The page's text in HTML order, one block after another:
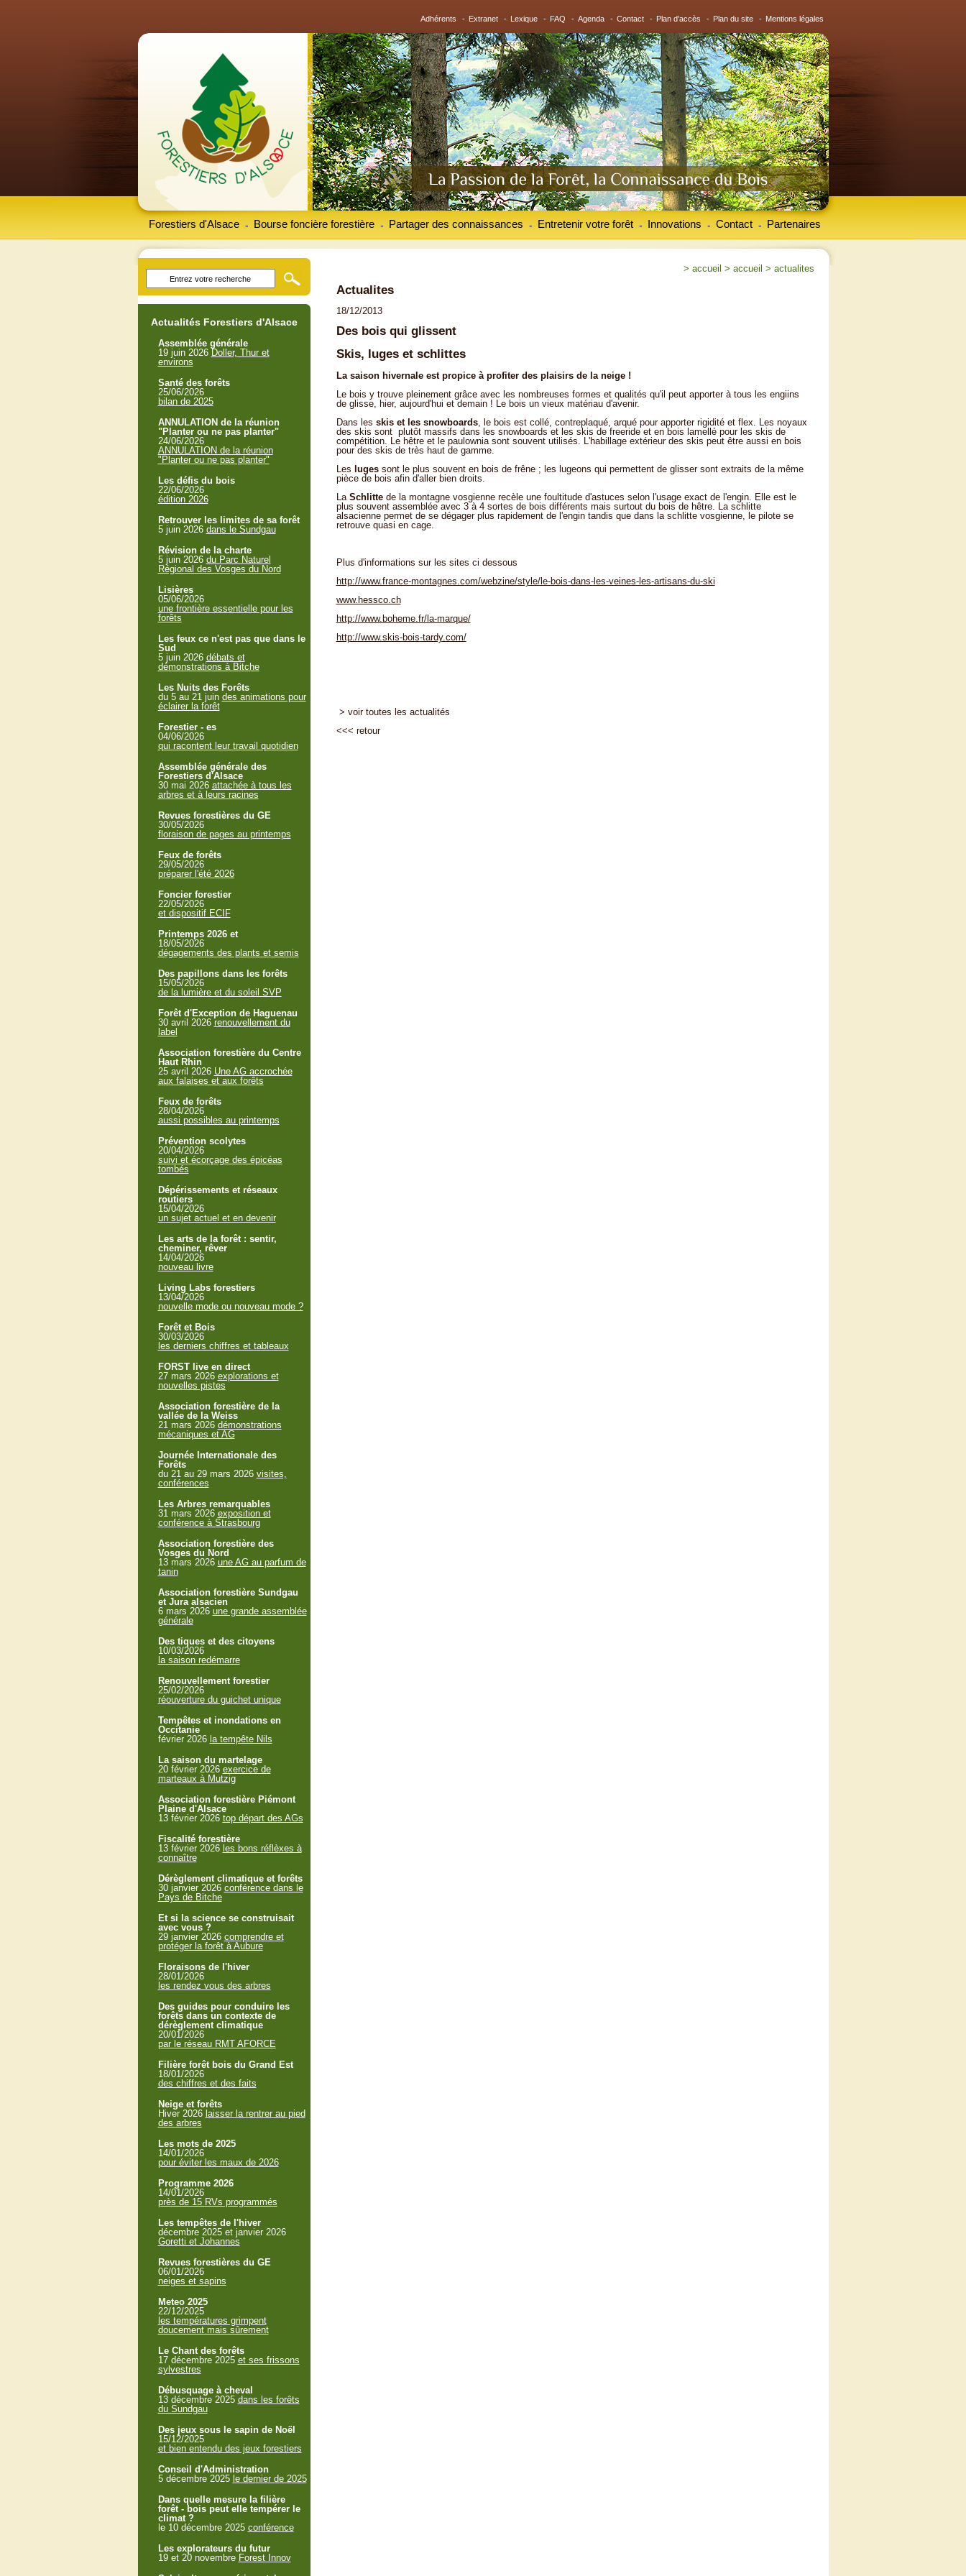
Adhérents - Extranet - Lexique - FAQ - Agenda - Contact - Plan d'accès - Plan du site - Mentions légales
Forestiers d'Alsace Bourse foncière forestière
- Partager des connaissances
- Entretenir votre forêt
- Innovations
- Contact
- Partenaires
-
> accueil > accueil > actualites
Actualites
18/12/2013
Des bois qui glissent
Skis, luges et schlittes
La saison hivernale est propice à profiter des plaisirs de la neige !
Le bois y trouve pleinement grâce avec les nombreuses formes et qualités qu'il peut apporter à tous les engiins
de glisse, hier, aujourd'hui et demain ! Le bois un vieux matériau d'avenir.
Dans les skis et les snowboards, le bois est collé, contreplaqué, arqué pour apporter rigidité et flex. Les noyaux
des skis sont plutôt massifs dans les snowboards et les skis de freeride et en bois lamellé pour les skis de
compétition. Le hêtre et le paulownia sont souvent utilisés. L'habillage extérieur des skis peut être aussi en bois
pour des skis de très haut de gamme.
Les lugessont le plus souvent en bois de frêne ; les lugeons qui permettent de glisser sont extraits de la même
pièce de bois afin d'aller bien droits.
La Schlittede la montagne vosgienne recèle une foultitude d'astuces selon l'usage exact de l'engin. Elle est le
plus souvent assemblée avec 3 à 4 sortes de bois différents mais surtout du bois de hêtre. La schlitte
alsacienne permet de se dégager plus rapidement de l'engin tandis que dans la schlitte vosgienne, le pilote se
retrouve quasi en cage.
Plus d'informations sur les sites ci dessous
http://www.france-montagnes.com/webzine/style/le-bois-dans-les-veines-les-artisans-du-ski
www.hessco.ch
http://www.boheme.fr/la-marque/
http://www.skis-bois-tardy.com/
> voir toutes les actualités
<<< retour
Actualités Forestiers d'Alsace
Assemblée générale
19 juin 2026 Doller, Thur et
environs
Santé des forêts
25/06/2026
bilan de 2025
ANNULATION de la réunion
"Planter ou ne pas planter"
24/06/2026
ANNULATION de la réunion
"Planter ou ne pas planter"
Les défis du bois
22/06/2026
édition 2026
Retrouver les limites de sa forêt
5 juin 2026 dans le Sundgau
Révision de la charte
5 juin 2026 du Parc Naturel
Régional des Vosges du Nord
Lisières
05/06/2026
une frontière essentielle pour les
forêts
Les feux ce n'est pas que dans le
Sud
5 juin 2026 débats et
démonstrations à Bitche
Les Nuits des Forêts
du 5 au 21 juin des animations pour
éclairer la forêt
Forestier - es
04/06/2026
qui racontent leur travail quotidien
Assemblée générale des
Forestiers d'Alsace
30 mai 2026 attachée à tous les
arbres et à leurs racines
Revues forestières du GE
30/05/2026
floraison de pages au printemps
Feux de forêts
29/05/2026
préparer l'été 2026
Foncier forestier
22/05/2026
et dispositif ECIF
Printemps 2026 et
18/05/2026
dégagements des plants et semis
Des papillons dans les forêts
15/05/2026
de la lumière et du soleil SVP
Forêt d'Exception de Haguenau
30 avril 2026 renouvellement du
label
Association forestière du Centre
Haut Rhin
25 avril 2026 Une AG accrochée
aux falaises et aux forêts
Feux de forêts
28/04/2026
aussi possibles au printemps
Prévention scolytes
20/04/2026
suivi et écorçage des épicéas
tombés
Dépérissements et réseaux
routiers
15/04/2026
un sujet actuel et en devenir
Les arts de la forêt : sentir,
cheminer, rêver
14/04/2026
nouveau livre
Living Labs forestiers
13/04/2026
nouvelle mode ou nouveau mode ?
Forêt et Bois
30/03/2026
les derniers chiffres et tableaux
FORST live en direct
27 mars 2026 explorations et
nouvelles pistes
Association forestière de la
vallée de la Weiss
21 mars 2026 démonstrations
mécaniques et AG
Journée Internationale des
Forêts
du 21 au 29 mars 2026 visites,
conférences
Les Arbres remarquables
31 mars 2026 exposition et
conférence à Strasbourg
Association forestière des
Vosges du Nord
13 mars 2026 une AG au parfum de
tanin
Association forestière Sundgau
et Jura alsacien
6 mars 2026 une grande assemblée
générale
Des tiques et des citoyens
10/03/2026
la saison redémarre
Renouvellement forestier
25/02/2026
réouverture du guichet unique
Tempêtes et inondations en
Occitanie
février 2026 la tempête Nils
La saison du martelage
20 février 2026 exercice de
marteaux à Mutzig
Association forestière Piémont
Plaine d'Alsace
13 février 2026 top départ des AGs
Fiscalité forestière
13 février 2026 les bons réflèxes à
connaître
Dérèglement climatique et forêts
30 janvier 2026 conférence dans le
Pays de Bitche
Et si la science se construisait
avec vous ?
29 janvier 2026 comprendre et
protéger la forêt à Aubure
Floraisons de l'hiver
28/01/2026
les rendez vous des arbres
Des guides pour conduire les
forêts dans un contexte de
dérèglement climatique
20/01/2026
par le réseau RMT AFORCE
Filière forêt bois du Grand Est
18/01/2026
des chiffres et des faits
Neige et forêts
Hiver 2026 laisser la rentrer au pied
des arbres
Les mots de 2025
14/01/2026
pour éviter les maux de 2026
Programme 2026
14/01/2026
près de 15 RVs programmés
Les tempêtes de l'hiver
décembre 2025 et janvier 2026
Goretti et Johannes
Revues forestières du GE
06/01/2026
neiges et sapins
Meteo 2025
22/12/2025
les températures grimpent
doucement mais sûrement
Le Chant des forêts
17 décembre 2025 et ses frissons
sylvestres
Débusquage à cheval
13 décembre 2025 dans les forêts
du Sundgau
Des jeux sous le sapin de Noël
15/12/2025
et bien entendu des jeux forestiers
Conseil d'Administration
5 décembre 2025 le dernier de 2025
Dans quelle mesure la filière
forêt - bois peut elle tempérer le
climat ?
le 10 décembre 2025 conférence
Les explorateurs du futur
19 et 20 novembre Forest Innov